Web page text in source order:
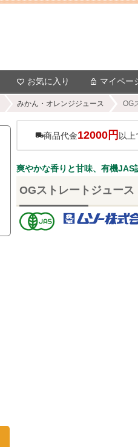
お気に入り マイペー
みかん・オレンジジュース OG
商品代金12000円 以
爽やかな香りと甘味、有機JAS
OGストレートジュース